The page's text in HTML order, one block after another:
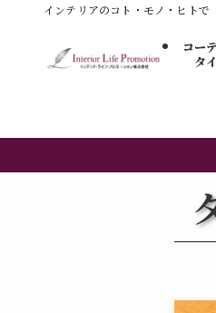
インテリアのコト・モノ・ヒト
コー
タ